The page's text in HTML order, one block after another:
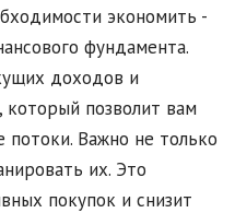
экономить -
фундамента.
доходов и
позволит вам
потоки. Важно не только
их. Это
покупок и снизит